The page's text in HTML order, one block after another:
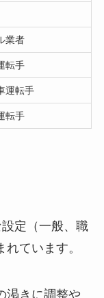
業者
転手
運転手
転手
定（一般、職
ています。
渇きに調整や